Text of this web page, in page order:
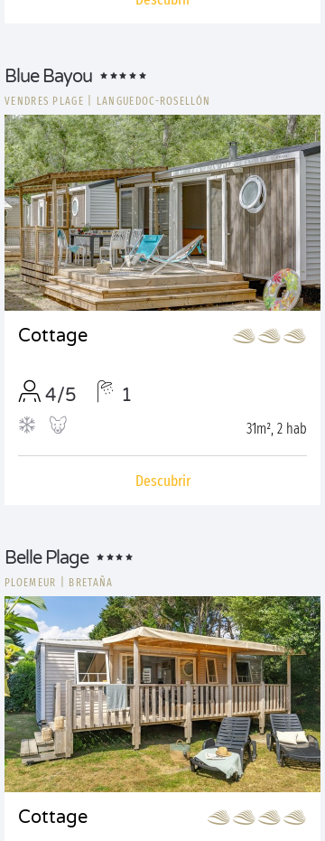
Blue Bayou
VENDRES PLAGE LANGUEDOC-ROSELLÓN
Cottage
4/5 1
31m², 2 hab
Descubrir
Belle Plage
PLOEMEUR BRETAÑA
Cottage